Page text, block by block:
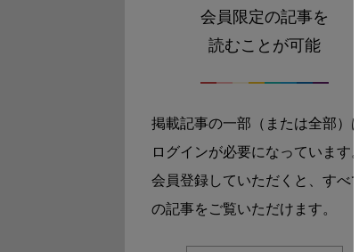
会員限定の記事を
読むことが可能
掲載記事の一部（または全部）は
ログインが必要になっています。
会員登録していただくと、すべて
の記事をご覧いただけます。